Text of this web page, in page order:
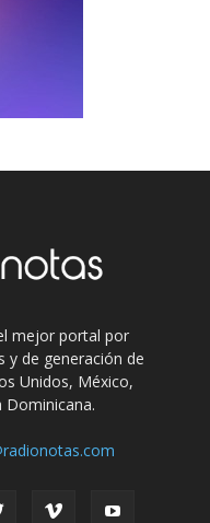
mejor portal por
y de generación de
Unidos, México,
Dominicana.